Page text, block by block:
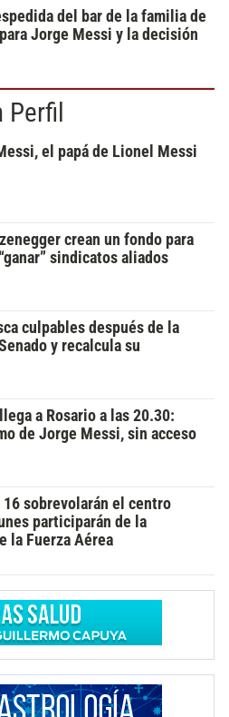
del bar de la familia de
Jorge Messi y la decisión
Perfil
el papá de Lionel Messi
crean un fondo para
sindicatos aliados
culpables después de la
y recalcula su
a Rosario a las 20.30:
de Jorge Messi, sin acceso
16 sobrevolarán el centro
participarán de la
la Fuerza Aérea